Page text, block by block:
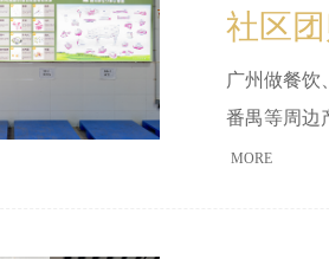
社区
广州做餐饮
番禺等周边
避开"报价
MORE